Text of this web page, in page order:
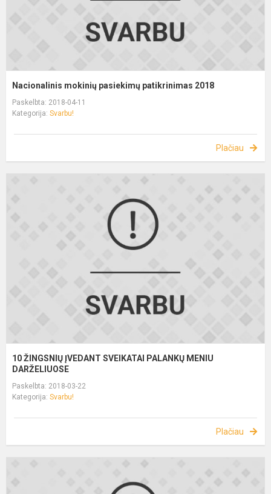
Nacionalinis mokinių pasiekimų patikrinimas 2018
Paskelbta: 2018-04-11
Kategorija: Svarbu!
Plačiau
10 ŽINGSNIŲ ĮVEDANT SVEIKATAI PALANKŲ MENIU
DARŽELIUOSE
Paskelbta: 2018-03-22
Kategorija: Svarbu!
Plačiau